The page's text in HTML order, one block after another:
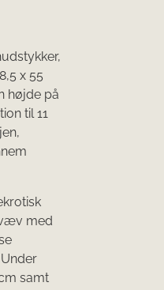
x 55
højde på
til 11
med
samt